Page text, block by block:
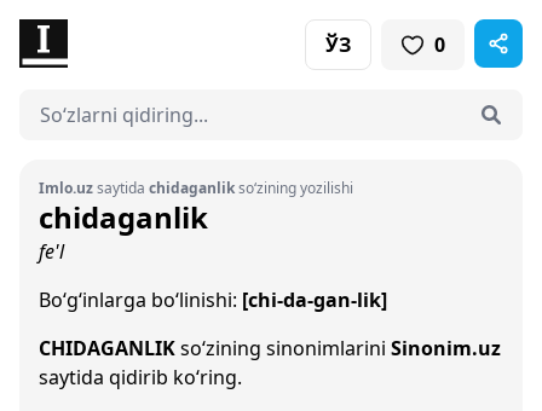
ЎЗ 0
Imlo.uzsaytida chidaganlikso‘zining yozilishi
chidaganlik
fe'l
Bo‘g‘inlarga bo‘linishi: [chi-da-gan-lik]
CHIDAGANLIKso‘zining sinonimlarini Sinonim.uz
saytida qidirib ko‘ring.